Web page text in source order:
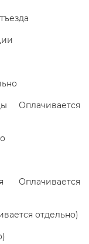
Оплачивается
Оплачивается
отдельно)